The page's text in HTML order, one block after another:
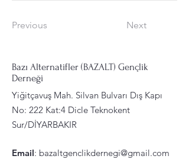
Previous Next
Bazı Alternatifler (BAZALT) Gençlik
Derneği
Yiğitçavuş Mah. Silvan Bulvarı Dış Kapı
No: 222 Kat:4 Dicle Teknokent
Sur/DİYARBAKIR
Email: bazaltgenclikdernegi@gmail.com